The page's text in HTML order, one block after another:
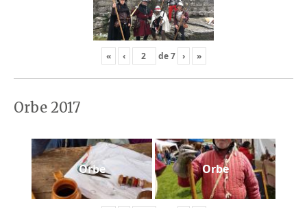
« ‹ de7 › »
Orbe 2017
Orbe Orbe